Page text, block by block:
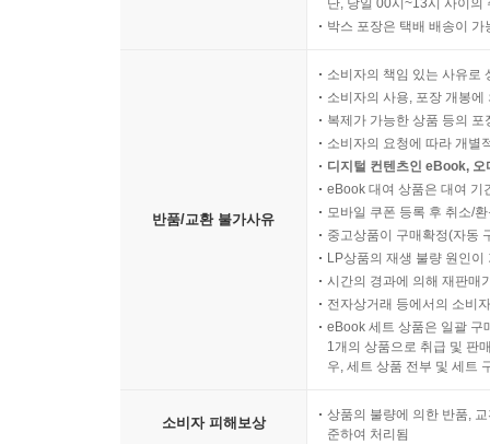
단, 당일 00시~13시 사이의
박스 포장은 택배 배송이
반품/교환 불가사유
소비자의 책임 있는 사유로
소비자의 사용, 포장 개봉
복제가 가능한 상품 등의
소비자의 요청에 따라 개별
디지털 컨텐츠인 eBook,
eBook 대여 상품은 대여 기
모바일 쿠폰 등록 후 취소/
중고상품이 구매확정(자동
LP상품의 재생 불량 원인
시간의 경과에 의해 재판매
전자상거래 등에서의 소비
eBook 세트 상품은 일괄 구
1개의 상품으로 취급 및 판
우, 세트 상품 전부 및 세트
소비자 피해보상
상품의 불량에 의한 반품,
준하여 처리됨